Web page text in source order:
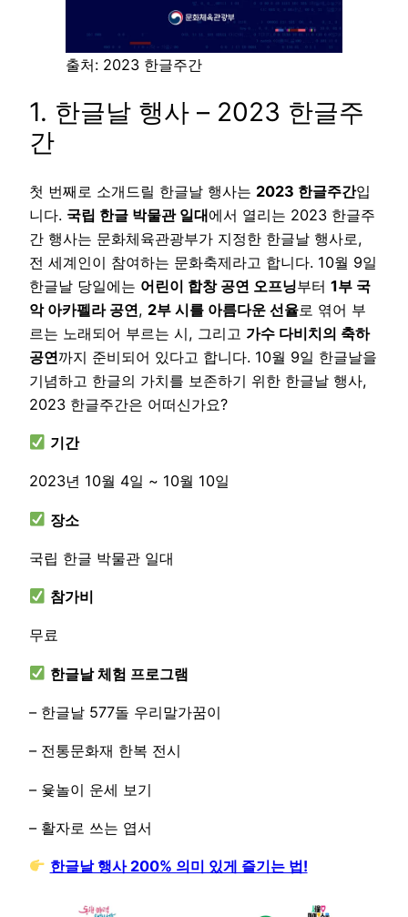
출처: 2023 한글주간
1. 한글날 행사 – 2023 한글주
간
첫 번째로 소개드릴 한글날 행사는 2023 한글주간입
니다. 국립 한글 박물관 일대에서 열리는 2023 한글주
간 행사는 문화체육관광부가 지정한 한글날 행사로,
전 세계인이 참여하는 문화축제라고 합니다. 10월 9일
한글날 당일에는 어린이 합창 공연 오프닝부터 1부 국
악 아카펠라 공연, 2부 시를 아름다운 선율로 엮어 부
르는 노래되어 부르는 시, 그리고 가수 다비치의 축하
공연까지 준비되어 있다고 합니다. 10월 9일 한글날을
기념하고 한글의 가치를 보존하기 위한 한글날 행사,
2023 한글주간은 어떠신가요?
기간
2023년 10월 4일 ~ 10월 10일
장소
국립 한글 박물관 일대
참가비
무료
한글날 체험 프로그램
– 한글날 577돌 우리말가꿈이
– 전통문화재 한복 전시
– 윷놀이 운세 보기
– 활자로 쓰는 엽서
한글날 행사 200% 의미 있게 즐기는 법!